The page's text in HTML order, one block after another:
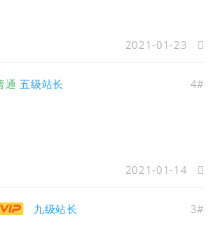
2021-01-23
通 五级站长 4#
2021-01-14
九级站长 3#